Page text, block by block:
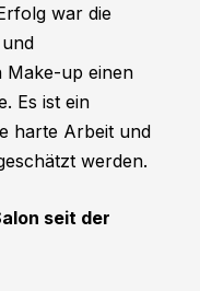
war die
Make-up einen
Es ist ein
harte Arbeit und
werden.
seit der